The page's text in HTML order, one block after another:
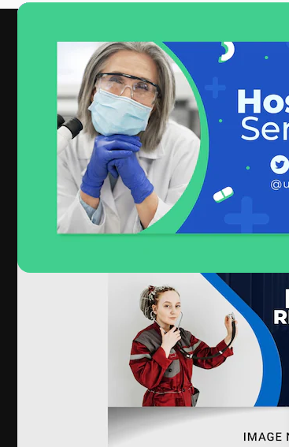
Vídeos
Modelos de vídeos
A plataforma criativa para você direcionar
seu melhor trabalho. Mais de 1 milhão de
assinantes entre criativos, empresas,
agências e estúdios.
Português
Copyright © 2010-2026Freepik Company S.L.U.